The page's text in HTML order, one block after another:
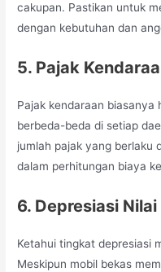
cakupan. Pastikan untuk
dengan kebutuhan dan
5. Pajak
Pajak kendaraan biasanya
berbeda-beda di setiap
jumlah pajak yang berlaku
dalam perhitungan biaya
6. Depresiasi
Ketahui tingkat depresiasi
Meskipun mobil bekas